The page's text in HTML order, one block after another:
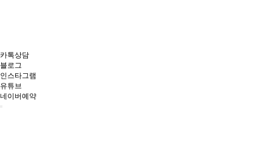
카톡상담
블로그
인스타그램
유튜브
네이버예약